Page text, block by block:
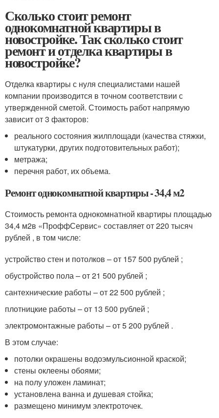
Сколько стоит ремонт
однокомнатной квартиры в
новостройке. Так сколько стоит
ремонт и отделка квартиры в
новостройке?
Отделка квартиры с нуля специалистами нашей
компании производится в точном соответствии с
утвержденной сметой. Стоимость работ напрямую
зависит от 3 факторов:
реального состояния жилплощади (качества стяжки,
штукатурки, других подготовительных работ);
метража;
перечня работ, их объема.
Ремонт однокомнатной квартиры - 34,4 м2
Стоимость ремонта однокомнатной квартиры площадью
34,4 м2в «ПроффСервис» составляет от 220 тысяч
рублей , в том числе:
устройство стен и потолков – от 157 500 рублей ;
обустройство пола – от 21 500 рублей ;
сантехнические работы – от 22 500 рублей ;
плотницкие работы – от 13 500 рублей ;
электромонтажные работы – от 5 200 рублей .
В этом случае:
потолки окрашены водоэмульсионной краской;
стены оклеены обоями;
на полу уложен ламинат;
установлена ванна и душевая стойка;
размещено минимум электроточек.